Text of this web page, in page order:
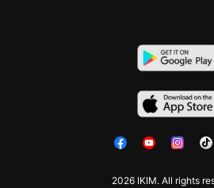
2026 IKIM. All rights